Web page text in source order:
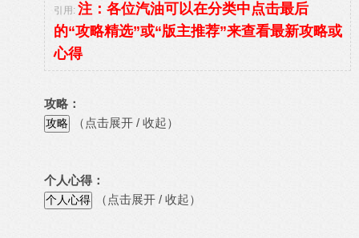
引用: 注：各位汽油可以在分类中点击最后
的“攻略精选”或“版主推荐”来查看最新攻略或
心得
攻略：
（点击展开 / 收起）
个人心得：
（点击展开 / 收起）